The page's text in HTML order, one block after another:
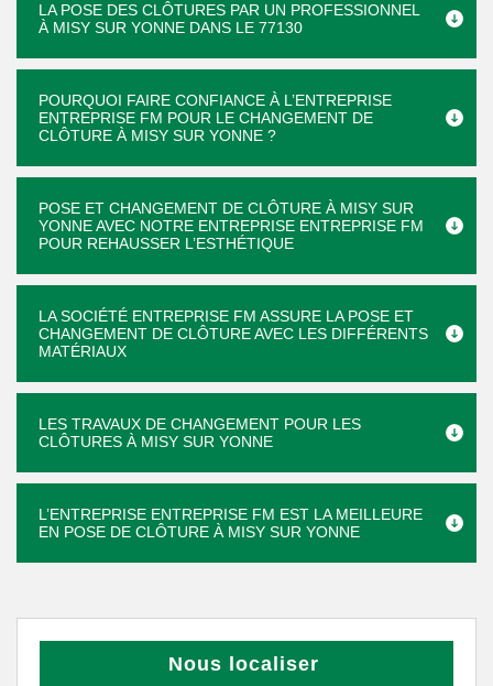
LA POSE DES CLÔTURES PAR UN PROFESSIONNEL
À MISY SUR YONNE DANS LE 77130
POURQUOI FAIRE CONFIANCE À L’ENTREPRISE
ENTREPRISE FM POUR LE CHANGEMENT DE
CLÔTURE À MISY SUR YONNE ?
POSE ET CHANGEMENT DE CLÔTURE À MISY SUR
YONNE AVEC NOTRE ENTREPRISE ENTREPRISE FM
POUR REHAUSSER L’ESTHÉTIQUE
LA SOCIÉTÉ ENTREPRISE FM ASSURE LA POSE ET
CHANGEMENT DE CLÔTURE AVEC LES DIFFÉRENTS
MATÉRIAUX
LES TRAVAUX DE CHANGEMENT POUR LES
CLÔTURES À MISY SUR YONNE
L’ENTREPRISE ENTREPRISE FM EST LA MEILLEURE
EN POSE DE CLÔTURE À MISY SUR YONNE
Nous localiser